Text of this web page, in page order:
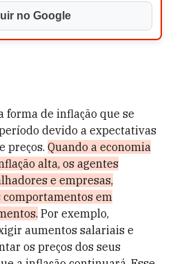
no Google
forma de inflação que se
devido a expectativas
preços. Quando a economia
alta, os agentes
e empresas,
comportamentos em
Por exemplo,
aumentos salariais e
os preços dos seus